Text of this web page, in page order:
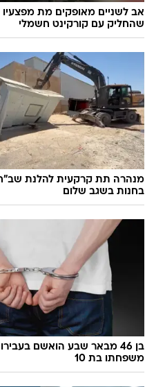
אב לשניים מאופקים מת
שהחליק עם קורקינט חשמלי
מנהרה תת קרקעית להלנת
בחנות בשגב שלום
בן 46 מבאר שבע הואשם
משפחתו בת 10